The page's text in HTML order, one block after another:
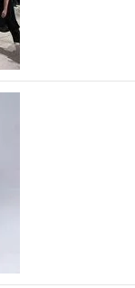
неделе
неделе
заявок.
в…